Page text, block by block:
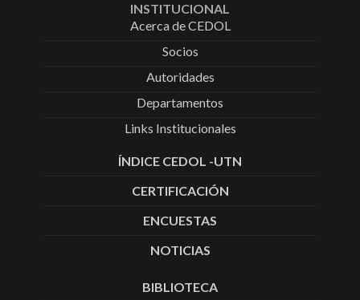
INSTITUCIONAL
Acerca de CEDOL
Socios
Autoridades
Departamentos
Links Institucionales
ÍNDICE CEDOL -UTN
CERTIFICACIÓN
ENCUESTAS
NOTICIAS
BIBLIOTECA